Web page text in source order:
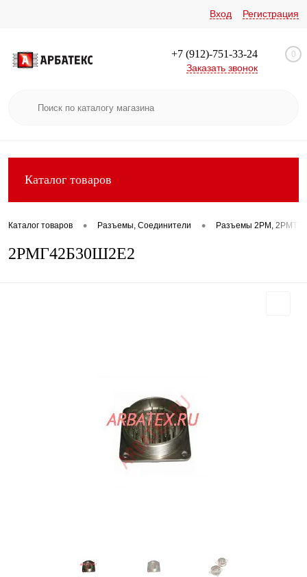
Вход Регистрация
+7 (912)-751-33-24
Заказать звонок
0
Каталог товаров
Каталог товаров • Разъемы, Соединители • Разъемы 2РМ, 2РМТ,
2РМГ42Б30Ш2Е2